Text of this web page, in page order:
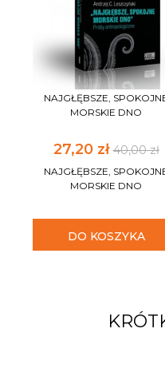
NAJGŁĘBSZE,
MORSKIE DNO
27,20 zł40,00 zł
NAJGŁĘBSZE,
MORSKIE DNO
DO KOSZYKA